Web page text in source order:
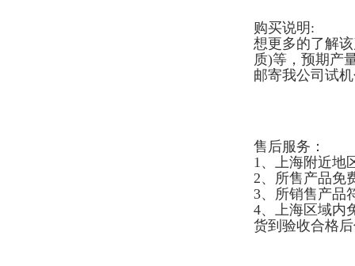
购买说明:
想更多的了解
质)等，预期产
邮寄我公司试
售后服务：
1、上海附近地
2、所售产品免
3、所销售产品
4、上海区域内
货到验收合格